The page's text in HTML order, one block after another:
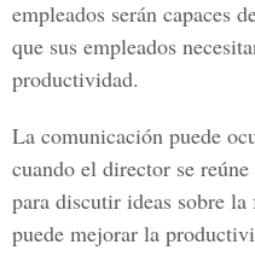
empleados serán capaces
que sus empleados
productividad.
La comunicación puede
cuando el director se
para discutir ideas sobre
puede mejorar la